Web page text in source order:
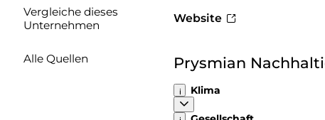
Vergleiche dieses
Unternehmen
Alle Quellen
Website
Prysmian
Klima